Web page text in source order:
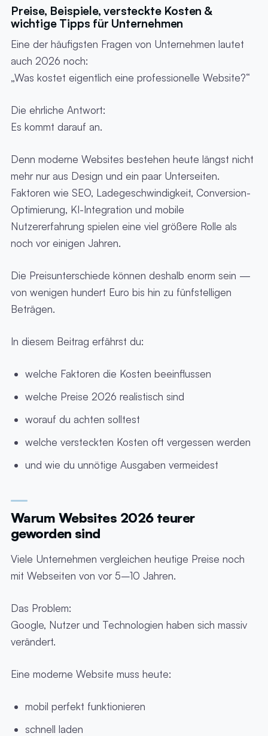
Preise, Beispiele, versteckte Kosten &
wichtige Tipps für Unternehmen
Eine der häufigsten Fragen von Unternehmen lautet
auch 2026 noch:
„Was kostet eigentlich eine professionelle Website?“
Die ehrliche Antwort:
Es kommt darauf an.
Denn moderne Websites bestehen heute längst nicht
mehr nur aus Design und ein paar Unterseiten.
Faktoren wie SEO, Ladegeschwindigkeit, Conversion-
Optimierung, KI-Integration und mobile
Nutzererfahrung spielen eine viel größere Rolle als
noch vor einigen Jahren.
Die Preisunterschiede können deshalb enorm sein —
von wenigen hundert Euro bis hin zu fünfstelligen
Beträgen.
In diesem Beitrag erfährst du:
welche Faktoren die Kosten beeinflussen
welche Preise 2026 realistisch sind
worauf du achten solltest
welche versteckten Kosten oft vergessen werden
und wie du unnötige Ausgaben vermeidest
Warum Websites 2026 teurer
geworden sind
Viele Unternehmen vergleichen heutige Preise noch
mit Webseiten von vor 5–10 Jahren.
Das Problem:
Google, Nutzer und Technologien haben sich massiv
verändert.
Eine moderne Website muss heute:
mobil perfekt funktionieren
schnell laden